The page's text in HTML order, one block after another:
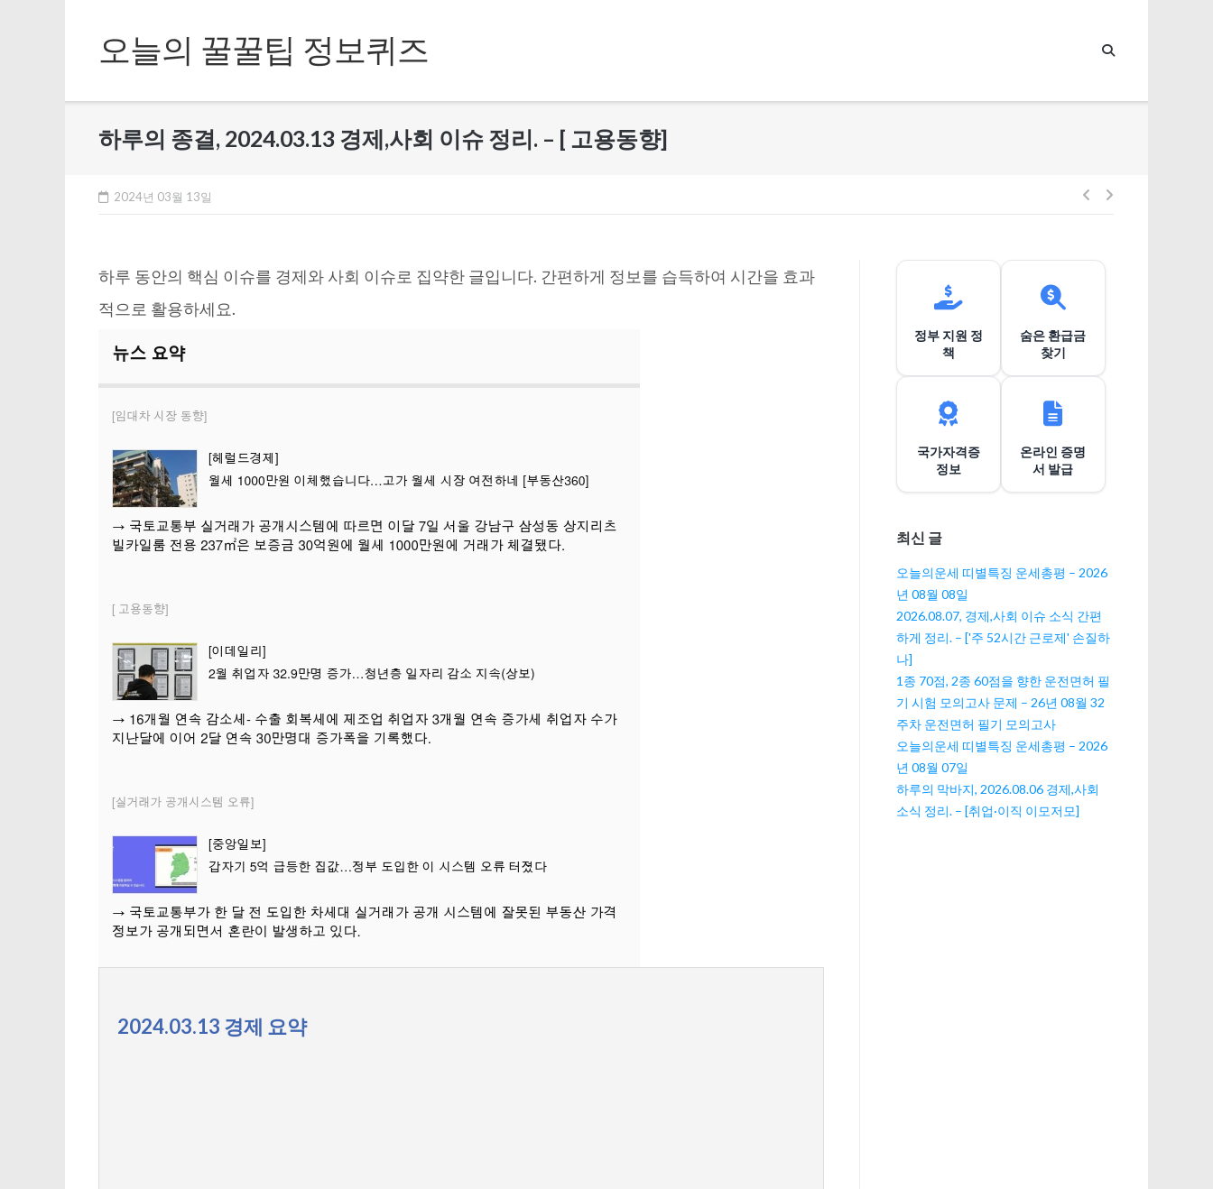
content오늘의 꿀꿀팁 정보퀴즈
하루의 종결, 2024.03.13 경제,사회 이슈 정리. – [ 고용동향]
2024년 03월 13일
글
게
이
하루 동안의 핵심 이슈를 경제와 사회 이슈로 집약한 글입니다. 간편하게 정보를 습득하여 시간을 효과
적으로 활용하세요.
2024.03.13 경제 요약
정부 지원 정
책
숨은 환급금
찾기
국가자격증
정보
온라인 증명
서 발급
최신 글
오늘의운세 띠별특징 운세총평 – 2026
년 08월 08일
2026.08.07, 경제,사회 이슈 소식 간편
하게 정리. – ['주 52시간 근로제' 손질하
나]
1종 70점, 2종 60점을 향한 운전면허 필
기 시험 모의고사 문제 – 26년 08월 32
주차 운전면허 필기 모의고사
오늘의운세 띠별특징 운세총평 – 2026
년 08월 07일
하루의 막바지, 2026.08.06 경제,사회
소식 정리. – [취업·이직 이모저모]